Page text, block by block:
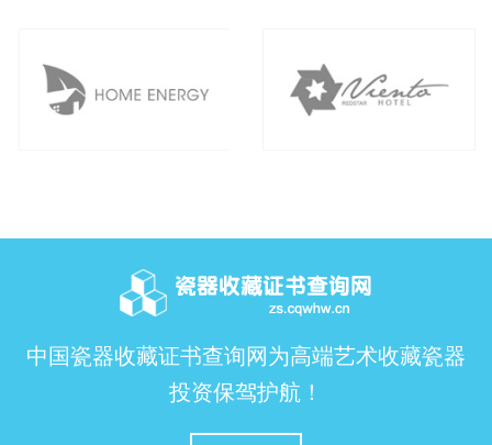
中国瓷器收藏证书查询网为高端艺术收藏瓷器
投资保驾护航！